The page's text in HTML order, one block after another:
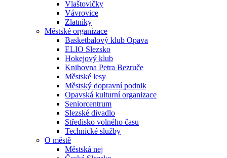
Vlaštovičky
Vávrovice
Zlatníky
Městské organizace
Basketbalový klub Opava
ELIO Slezsko
Hokejový klub
Knihovna Petra Bezruče
Městské lesy
Městský dopravní podnik
Opavská kulturní organizace
Seniorcentrum
Slezské divadlo
Středisko volného času
Technické služby
O městě
Městská nej